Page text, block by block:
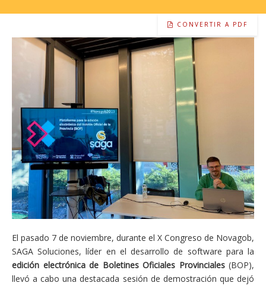
CONVERTIR A PDF
El pasado 7 de noviembre, durante el X Congreso de Novagob,
SAGA Soluciones, líder en el desarrollo de software para la
edición electrónica de Boletines Oficiales Provinciales(BOP),
llevó a cabo una destacada sesión de demostración que dejó